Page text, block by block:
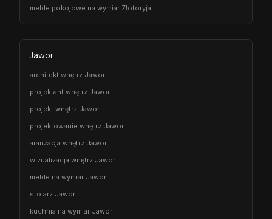
meble pokojowe na wymiar Złotoryja
Jawor
architekt wnętrz Jawor
projektant wnętrz Jawor
projekt wnętrz Jawor
projektowanie wnętrz Jawor
aranżacja wnętrz Jawor
wizualizacja wnętrz Jawor
meble na wymiar Jawor
stolarz Jawor
kuchnia na wymiar Jawor